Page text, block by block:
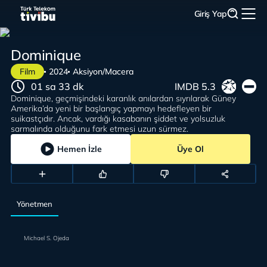
Giriş Yap
Film 2024 Aksiyon/Macera
Dominique
Dominique, geçmişindeki karanlık anılardan sıyrılarak Güney
Amerika’da yeni bir başlangıç yapmayı hedefleyen bir
suikastçıdır. Ancak, vardığı kasabanın şiddet ve yolsuzluk
sarmalında olduğunu fark etmesi uzun sürmez.
01 sa 33 dk IMDB 5.3
Hemen İzle Üye Ol
Yönetmen
Michael S. Ojeda